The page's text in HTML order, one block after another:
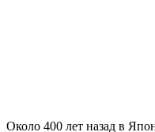
Около 400 лет назад в